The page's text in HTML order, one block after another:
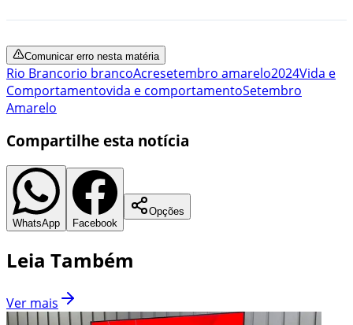
Comunicar erro nesta matéria
Rio Brancorio brancoAcresetembro amarelo2024Vida e
Comportamentovida e comportamentoSetembro
Amarelo
Compartilhe esta notícia
WhatsApp Facebook
Opções
Leia Também
Ver mais